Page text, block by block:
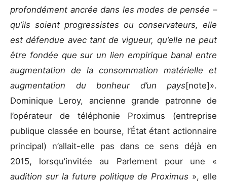
profondément ancrée dans les modes de pensée –
qu’ils soient progressistes ou conservateurs, elle
est défendue avec tant de vigueur, qu’elle ne peut
être fondée que sur un lien empirique banal entre
augmentation de la consommation matérielle et
augmentation du bonheur d’un pays[note]».
Dominique Leroy, ancienne grande patronne de
l’opérateur de téléphonie Proximus (entreprise
publique classée en bourse, l’État étant actionnaire
principal) n’allait-elle pas dans ce sens déjà en
2015, lorsqu’invitée au Parlement pour une «
audition sur la future politique de Proximus », elle